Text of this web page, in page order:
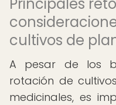
cultivos de
A pesar de los
rotación de
medicinales, es